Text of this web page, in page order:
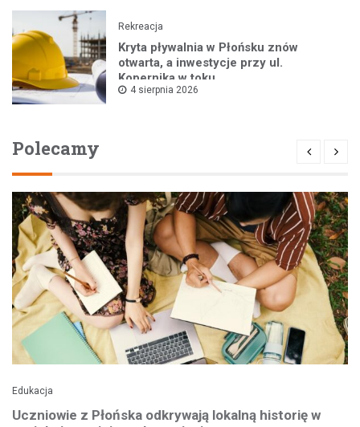
Rekreacja
Kryta pływalnia w Płońsku znów
otwarta, a inwestycje przy ul.
Kopernika w toku
4 sierpnia 2026
Polecamy
Edukacja
Uczniowie z Płońska odkrywają lokalną historię w